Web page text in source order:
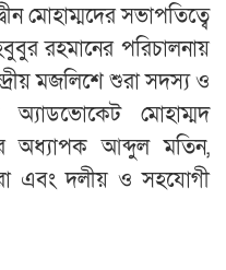
মোহাম্মদের সভাপতিত্বে
রহমানের পরিচালনায়
মজলিশে শুরা সদস্য ও
মোহাম্মদ
অধ্যাপক আব্দুল মতিন,
এবং দলীয় ও সহযোগী